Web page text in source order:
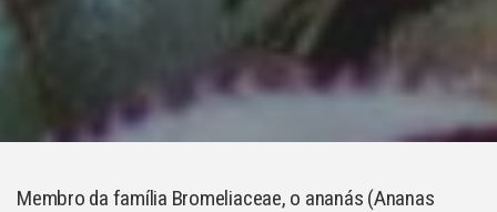
Membro da família Bromeliaceae, o ananás (Ananas